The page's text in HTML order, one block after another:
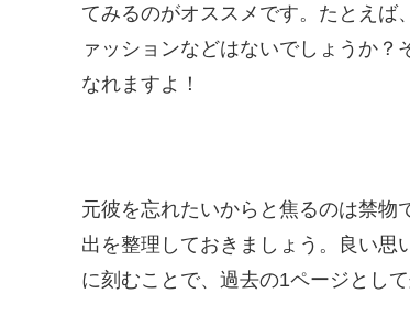
てみるのがオススメです。たとえば
ァッションなどはないでしょうか
なれますよ！
元彼を忘れたいからと焦るのは禁物
出を整理しておきましょう。良い思
に刻むことで、過去の1ページとし